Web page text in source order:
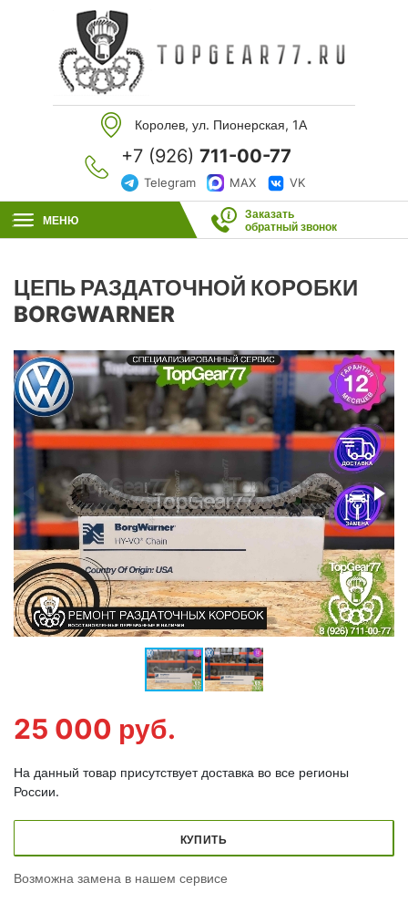
Королев, ул. Пионерская, 1А
+7 (926) 711-00-77
Telegram MAX VK
МЕНЮ
Заказать
обратный звонок
ЦЕПЬ РАЗДАТОЧНОЙ КОРОБКИ
BORGWARNER
25 000 руб.
На данный товар присутствует доставка во все регионы
России.
КУПИТЬ
Возможна замена в нашем сервисе